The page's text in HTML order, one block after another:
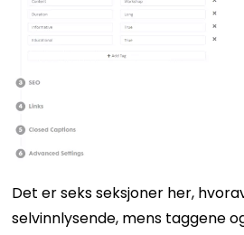
Det er seks seksjoner her,
selvinnlysende, mens taggene